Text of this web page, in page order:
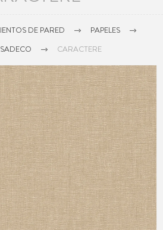
DE PARED
PAPELES
CARACTERE